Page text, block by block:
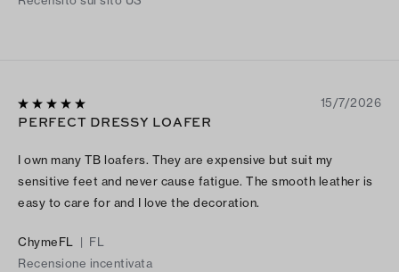
15/7/2026
PERFECT DRESSY LOAFER
I own many TB loafers. They are expensive but suit my
sensitive feet and never cause fatigue. The smooth leather is
easy to care for and I love the decoration.
ChymeFL | FL
Recensione incentivata